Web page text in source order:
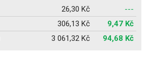
26,30 Kč
---
306,13 Kč
9,47 Kč
3 061,32 Kč 94,68 Kč